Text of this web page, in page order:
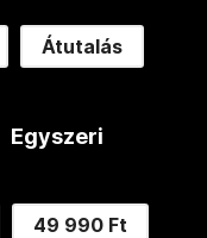
Átutalás
Egyszeri
49 990 Ft